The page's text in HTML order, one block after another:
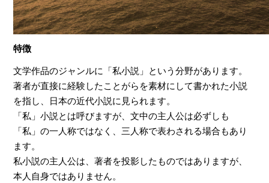
特徴
文学作品のジャンルに「私小説」という分野があります。
著者が直接に経験したことがらを素材にして書かれた小説
を指し、日本の近代小説に見られます。
「私」小説とは呼びますが、文中の主人公は必ずしも
「私」の一人称ではなく、三人称で表わされる場合もあり
ます。
私小説の主人公は、著者を投影したものではありますが、
本人自身ではありません。